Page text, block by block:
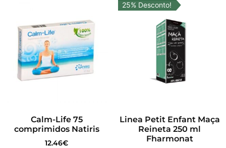
Calm-Life 75
comprimidos Natiris
12.46€
25% Desconto!
Linea Petit Enfant Maça
Reineta 250 ml
Fharmonat